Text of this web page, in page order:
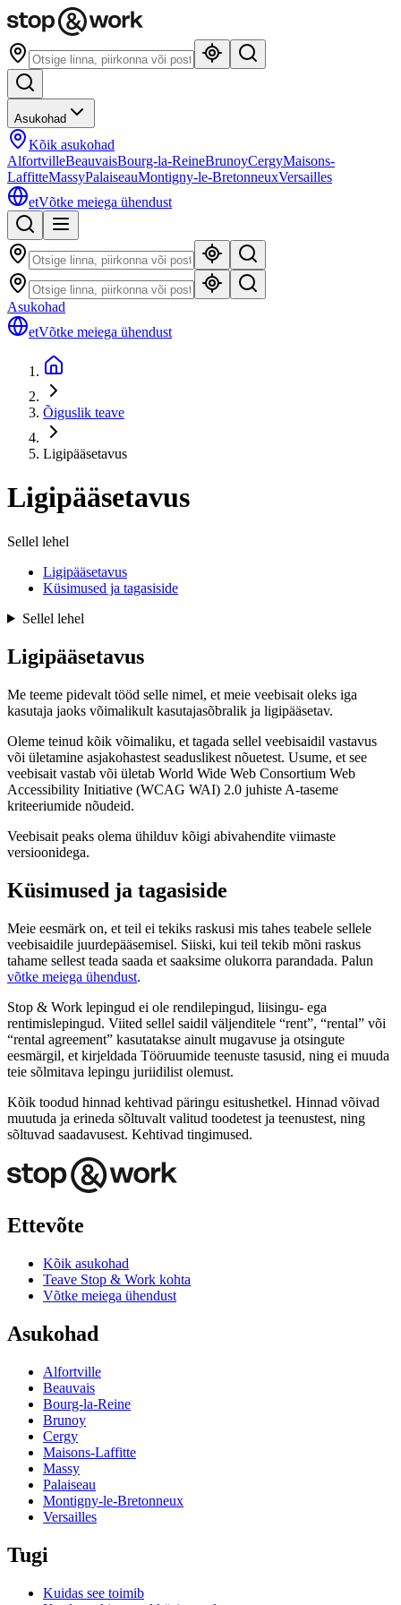
Asukohad
Kõik asukohad
AlfortvilleBeauvaisBourg-la-ReineBrunoyCergyMaisons-
LaffitteMassyPalaiseauMontigny-le-BretonneuxVersailles
etVõtke meiega ühendust
Asukohad
etVõtke meiega ühendust
Õiguslik teave
Ligipääsetavus
Ligipääsetavus
Sellel lehel
Ligipääsetavus
Küsimused ja tagasiside
Sellel lehel
Ligipääsetavus
Me teeme pidevalt tööd selle nimel, et meie veebisait oleks iga
kasutaja jaoks võimalikult kasutajasõbralik ja ligipääsetav.
Oleme teinud kõik võimaliku, et tagada sellel veebisaidil vastavus
või ületamine asjakohastest seaduslikest nõuetest. Usume, et see
veebisait vastab või ületab World Wide Web Consortium Web
Accessibility Initiative (WCAG WAI) 2.0 juhiste A-taseme
kriteeriumide nõudeid.
Veebisait peaks olema ühilduv kõigi abivahendite viimaste
versioonidega.
Küsimused ja tagasiside
Meie eesmärk on, et teil ei tekiks raskusi mis tahes teabele sellele
veebisaidile juurdepääsemisel. Siiski, kui teil tekib mõni raskus
tahame sellest teada saada et saaksime olukorra parandada. Palun
võtke meiega ühendust.
Stop & Work lepingud ei ole rendilepingud, liisingu- ega
rentimislepingud. Viited sellel saidil väljenditele “rent”, “rental” või
“rental agreement” kasutatakse ainult mugavuse ja otsingute
eesmärgil, et kirjeldada Tööruumide teenuste tasusid, ning ei muuda
teie sõlmitava lepingu juriidilist olemust.
Kõik toodud hinnad kehtivad päringu esitushetkel. Hinnad võivad
muutuda ja erineda sõltuvalt valitud toodetest ja teenustest, ning
sõltuvad saadavusest. Kehtivad tingimused.
Ettevõte
Kõik asukohad
Teave Stop & Work kohta
Võtke meiega ühendust
Asukohad
Alfortville
Beauvais
Bourg-la-Reine
Brunoy
Cergy
Maisons-Laffitte
Massy
Palaiseau
Montigny-le-Bretonneux
Versailles
Tugi
Kuidas see toimib